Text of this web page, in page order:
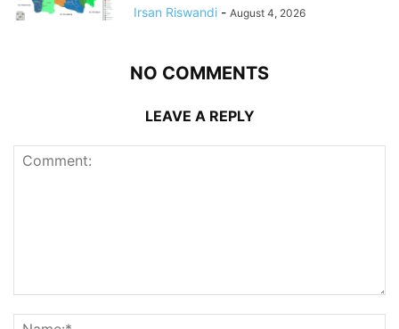
Irsan Riswandi - August 4, 2026
NO COMMENTS
LEAVE A REPLY